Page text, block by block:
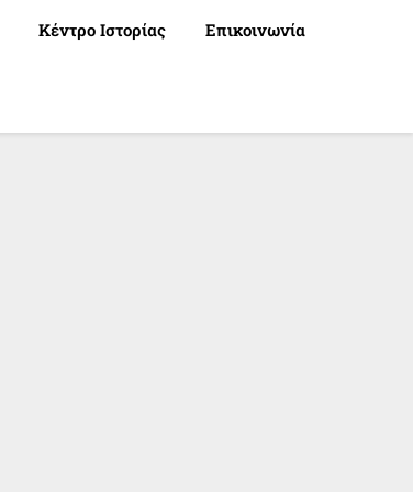
Κέντρο Ιστορίας Επικοινωνία